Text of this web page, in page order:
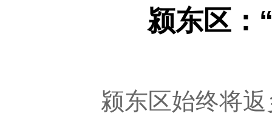
颍东区：
颍东区始终将